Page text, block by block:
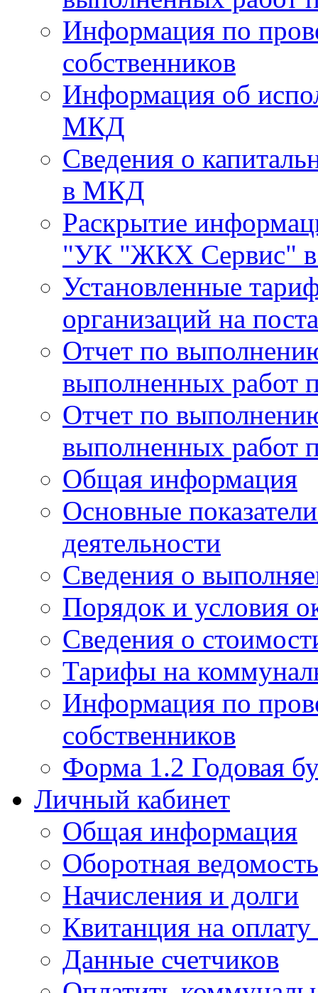
Информация по
собственников
Информация об
МКД
Сведения о
в МКД
Раскрытие
"УК "ЖКХ Сервис" в
Установленные
организаций на
Отчет по
выполненных работ
Отчет по
выполненных работ
Общая информация
Основные
деятельности
Сведения о
Порядок и условия
Сведения о
Тарифы на
Информация по
собственников
Форма 1.2 Годовая
Личный кабинет
Общая информация
Оборотная ведомость
Начисления и долги
Квитанция на
Данные счетчиков